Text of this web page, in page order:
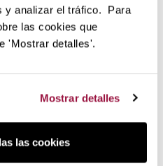
y analizar el tráfico. Para
las cookies que
'Mostrar detalles'.
Mostrar detalles
las cookies
175,00 €